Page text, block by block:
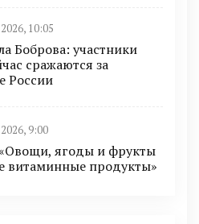
10:05
Боброва: участники
сражаются за
России
9:00
ягоды и фрукты
витаминные продукты»